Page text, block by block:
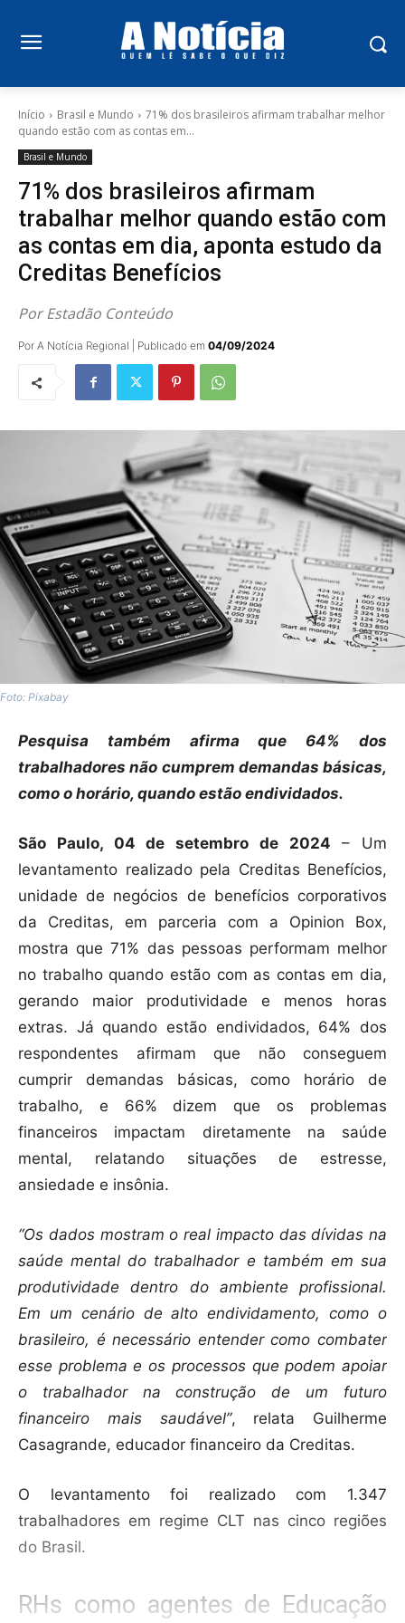
Início Brasil e Mundo
71% dos brasileiros afirmam trabalhar melhor
quando estão com as contas em...
Brasil e Mundo
71% dos brasileiros afirmam
trabalhar melhor quando estão com
as contas em dia, aponta estudo da
Creditas Benefícios
Por Estadão Conteúdo
Por A Notícia Regional | Publicado em 04/09/2024
Foto: Pixabay
Pesquisa também afirma que 64% dos
trabalhadores não cumprem demandas básicas,
como o horário, quando estão endividados.
São Paulo, 04 de setembro de 2024 – Um
levantamento realizado pela Creditas Benefícios,
unidade de negócios de benefícios corporativos
da Creditas, em parceria com a Opinion Box,
mostra que 71% das pessoas performam melhor
no trabalho quando estão com as contas em dia,
gerando maior produtividade e menos horas
extras. Já quando estão endividados, 64% dos
respondentes afirmam que não conseguem
cumprir demandas básicas, como horário de
trabalho, e 66% dizem que os problemas
financeiros impactam diretamente na saúde
mental, relatando situações de estresse,
ansiedade e insônia.
“Os dados mostram o real impacto das dívidas na
saúde mental do trabalhador e também em sua
produtividade dentro do ambiente profissional.
Em um cenário de alto endividamento, como o
brasileiro, é necessário entender como combater
esse problema e os processos que podem apoiar
o trabalhador na construção de um futuro
financeiro mais saudável”, relata Guilherme
Casagrande, educador financeiro da Creditas.
O levantamento foi realizado com 1.347
trabalhadores em regime CLT nas cinco regiões
do Brasil.
RHs como agentes de Educação